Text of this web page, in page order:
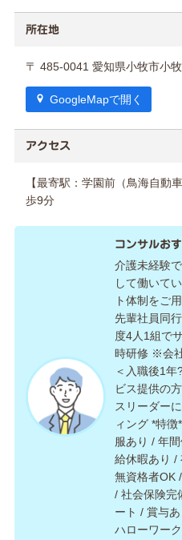
所在地
〒 485-0041 愛知県小牧市小
GoogleMapで開く
アクセス
【最寄駅：学園前（鳥海自動
歩9分
コンサルお
介護未経験
して働いて
ト体制をご
先輩社員同
度4人1組で
時研修 ※会
＜入職後1
ビス提供の
スリーダー
ィング *特
服あり / 年
給休暇あり /
無資格者OK
/ 社会保険完
ート / 賞与
ハローワー